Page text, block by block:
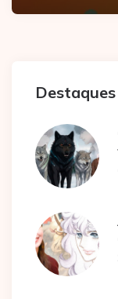
Destaques